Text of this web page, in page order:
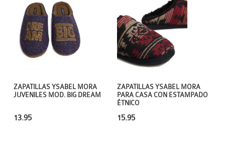
ZAPATILLAS YSABEL MORA
PARA CASA CON ESTAMPADO
ÉTNICO
15.95
ZAPATILLAS YSABEL MORA
JUVENILES MOD. BIG DREAM
13.95